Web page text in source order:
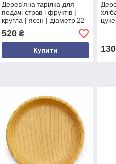
Дерев’яна тарілка для
подачі страв і фруктів |
кругла | ясен | діаметр 22
см | висота 3.8 см
520₴
Купити 130